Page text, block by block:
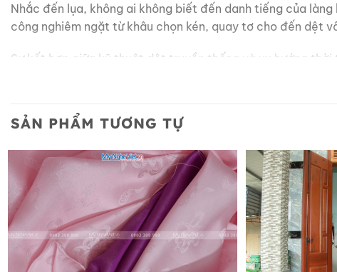
Nhắc đến lụa, không ai không biết đến danh tiếng của làng
công nghiêm ngặt từ khâu chọn kén, quay tơ cho đến dệt
Sự kết hợp giữa kỹ thuật dệt truyền thống và xu hướng
Ứng dụng hoàn hảo trong cuộc sống
Sử dụng trong các buổi họp quan trọng, lễ cưới hoặc sự
Món quà tặng ý nghĩa dành cho sếp, đối tác nước ngoài
Phụ kiện khẳng định phong thái tự tin và gu thẩm mỹ
Mua cà vạt lụa Hà Đông chất
SẢN PHẨM TƯƠNG TỰ